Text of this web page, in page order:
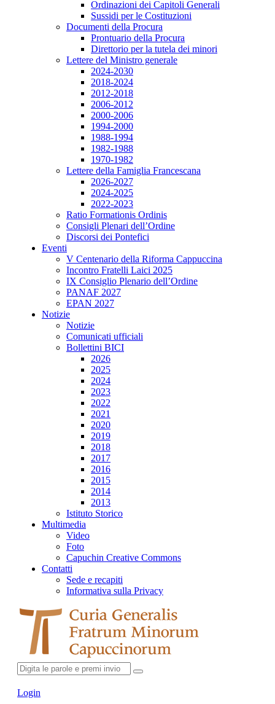
Ordinazioni dei Capitoli Generali
Sussidi per le Costituzioni
Documenti della Procura
Prontuario della Procura
Direttorio per la tutela dei minori
Lettere del Ministro generale
2024-2030
2018-2024
2012-2018
2006-2012
2000-2006
1994-2000
1988-1994
1982-1988
1970-1982
Lettere della Famiglia Francescana
2026-2027
2024-2025
2022-2023
Ratio Formationis Ordinis
Consigli Plenari dell’Ordine
Discorsi dei Pontefici
Eventi
V Centenario della Riforma Cappuccina
Incontro Fratelli Laici 2025
IX Consiglio Plenario dell’Ordine
PANAF 2027
EPAN 2027
Notizie
Notizie
Comunicati ufficiali
Bollettini BICI
2026
2025
2024
2023
2022
2021
2020
2019
2018
2017
2016
2015
2014
2013
Istituto Storico
Multimedia
Video
Foto
Capuchin Creative Commons
Contatti
Sede e recapiti
Informativa sulla Privacy
Login